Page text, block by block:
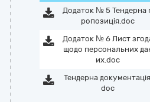
Додаток № 5 Тендерна
ропозиція.doc
Додаток № 6 Лист
щодо персональних
их.doc
Тендерна
doc